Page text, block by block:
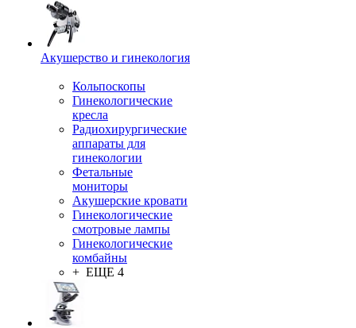
Акушерство и гинекология
Кольпоскопы
Гинекологические
кресла
Радиохирургические
аппараты для
гинекологии
Фетальные
мониторы
Акушерские кровати
Гинекологические
смотровые лампы
Гинекологические
комбайны
+ ЕЩЕ 4